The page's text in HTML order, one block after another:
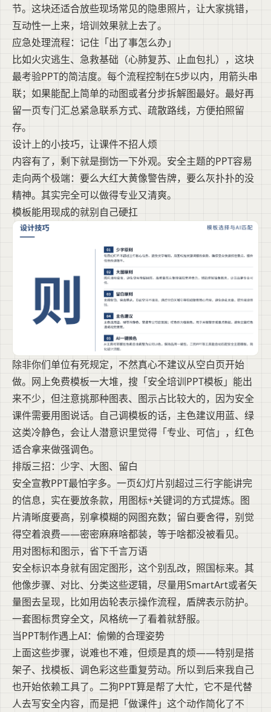
节。这块还适合放些现场常见的隐患照片，让大家挑错，
互动性一上来，培训效果就上去了。
应急处理流程：记住「出了事怎么办」
比如火灾逃生、急救基础（心肺复苏、止血包扎），这块
最考验PPT的简洁度。每个流程控制在5步以内，用箭头串
联；如果能配上简单的动图或者分步拆解图最好。最好再
留一页专门汇总紧急联系方式、疏散路线，方便拍照留
存。
设计上的小技巧，让课件不招人烦
内容有了，剩下就是捯饬一下外观。安全主题的PPT容易
走向两个极端：要么大红大黄像警告牌，要么灰扑扑的没
精神。其实完全可以做得专业又清爽。
模板能用现成的就别自己硬扛
除非你们单位有死规定，不然真心不建议从空白页开始
做。网上免费模板一大堆，搜「安全培训PPT模板」能出
来不少，但注意挑那种图表、图示占比较大的，因为安全
课件需要用图说话。自己调模板的话，主色建议用蓝、绿
这类冷静色，会让人潜意识里觉得「专业、可信」，红色
适合拿来做强调色。
排版三招：少字、大图、留白
安全宣教PPT最怕字多。一页幻灯片别超过三行字能讲完
的信息，实在要放条款，用图标+关键词的方式提炼。图
片清晰度要高，别拿模糊的网图充数；留白要舍得，别觉
得空着浪费——密密麻麻啥都装，等于啥都没被看见。
用对图标和图示，省下千言万语
安全标识本身就有固定图形，这个别乱改，照国标来。其
他像步骤、对比、分类这些逻辑，尽量用SmartArt或者矢
量图去呈现，比如用齿轮表示操作流程，盾牌表示防护。
一套图标贯穿全文，风格统一了看着就舒服。
当PPT制作遇上AI：偷懒的合理姿势
上面这些步骤，说难也不难，但烦是真的烦——特别是搭
架子、找模板、调色彩这些重复劳动。所以到后来我自己
也开始依赖工具了。二狗PPT算是帮了大忙，它不是代替
人去写安全内容，而是把「做课件」这个动作简化了不